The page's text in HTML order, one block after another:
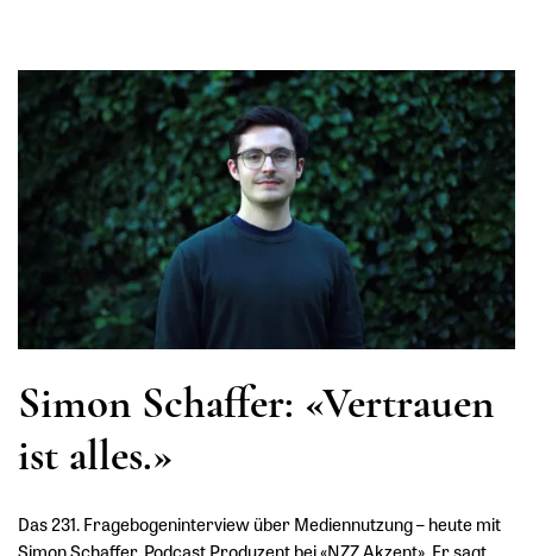
Simon Schaffer: «Vertrauen
ist alles.»
Das 231. Fragebogeninterview über Mediennutzung – heute mit